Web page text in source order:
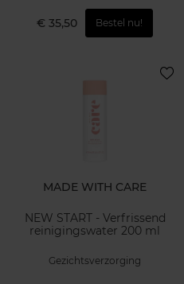
€ 35,50 Bestel nu!
MADE WITH CARE
NEW START - Verfrissend
reinigingswater 200 ml
Gezichtsverzorging